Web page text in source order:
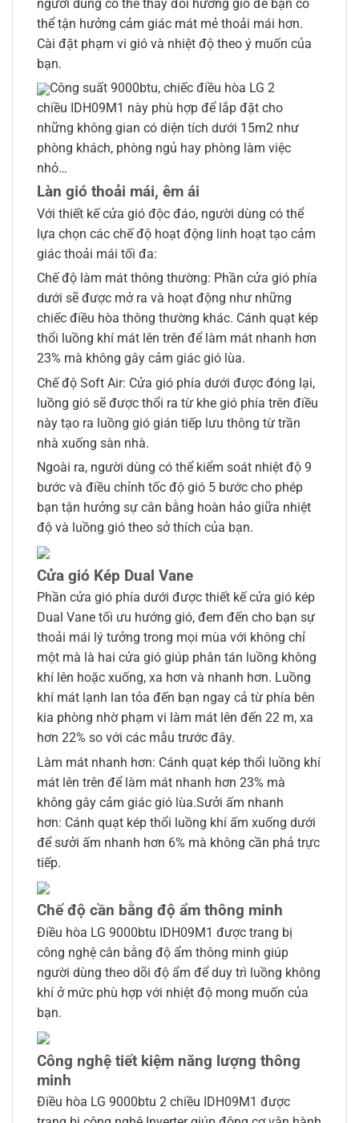
người dùng có thể thay đổi hướng gió để bạn có
thể tận hưởng cảm giác mát mẻ thoải mái hơn.
Cài đặt phạm vi gió và nhiệt độ theo ý muốn của
bạn.
Công suất 9000btu, chiếc điều hòa LG 2
chiều IDH09M1 này phù hợp để lắp đặt cho
những không gian có diện tích dưới 15m2 như
phòng khách, phòng ngủ hay phòng làm việc
nhỏ…
Làn gió thoải mái, êm ái
Với thiết kế cửa gió độc đáo, người dùng có thể
lựa chọn các chế độ hoạt động linh hoạt tạo cảm
giác thoải mái tối đa:
Chế độ làm mát thông thường: Phần cửa gió phía
dưới sẽ được mở ra và hoạt động như những
chiếc điều hòa thông thường khác. Cánh quạt kép
thổi luồng khí mát lên trên để làm mát nhanh hơn
23% mà không gây cảm giác gió lùa.
Chế độ Soft Air: Cửa gió phía dưới được đóng lại,
luồng gió sẽ được thổi ra từ khe gió phía trên điều
này tạo ra luồng gió gián tiếp lưu thông từ trần
nhà xuống sàn nhà.
Ngoài ra, người dùng có thể kiểm soát nhiệt độ 9
bước và điều chỉnh tốc độ gió 5 bước cho phép
bạn tận hưởng sự cân bằng hoàn hảo giữa nhiệt
độ và luồng gió theo sở thích của bạn.
Cửa gió Kép Dual Vane
Phần cửa gió phía dưới được thiết kế cửa gió kép
Dual Vane tối ưu hướng gió, đem đến cho bạn sự
thoải mái lý tưởng trong mọi mùa với không chỉ
một mà là hai cửa gió giúp phân tán luồng không
khí lên hoặc xuống, xa hơn và nhanh hơn. Luồng
khí mát lạnh lan tỏa đến bạn ngay cả từ phía bên
kia phòng nhờ phạm vi làm mát lên đến 22 m, xa
hơn 22% so với các mẫu trước đây.
Làm mát nhanh hơn: Cánh quạt kép thổi luồng khí
mát lên trên để làm mát nhanh hơn 23% mà
không gây cảm giác gió lùa.Sưởi ấm nhanh
hơn: Cánh quạt kép thổi luồng khí ấm xuống dưới
để sưởi ấm nhanh hơn 6% mà không cần phả trực
tiếp.
Chế độ cần bằng độ ẩm thông minh
Điều hòa LG 9000btu IDH09M1 được trang bị
công nghệ cân bằng độ ẩm thông minh giúp
người dùng theo dõi độ ẩm để duy trì luồng không
khí ở mức phù hợp với nhiệt độ mong muốn của
bạn.
Công nghệ tiết kiệm năng lượng thông
minh
Điều hòa LG 9000btu 2 chiều IDH09M1 được